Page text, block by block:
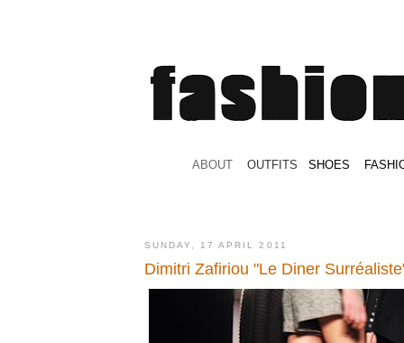
ABOUT OUTFITS SHOES
SUNDAY, 17 APRIL 2011
Dimitri Zafiriou "Le Diner